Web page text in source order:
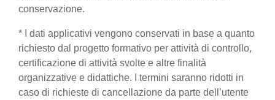
conservazione.
* I dati applicativi vengono conservati in base a quanto
richiesto dal progetto formativo per attività di controllo,
certificazione di attività svolte e altre finalità
organizzative e didattiche. I termini saranno ridotti in
caso di richieste di cancellazione da parte dell’utente